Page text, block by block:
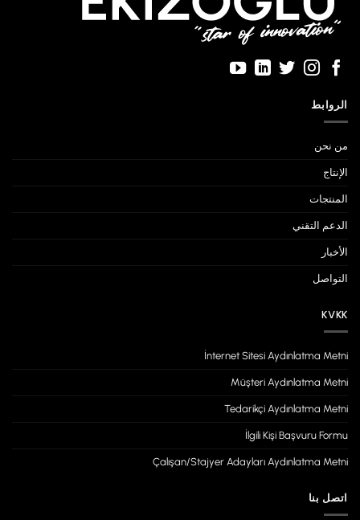
الروابط
من نحن
الإنتاج
المنتجات
الدعم التقني
الأخبار
التواصل
KVKK
İnternet Sitesi Aydınlatma Metni
Müşteri Aydınlatma Metni
Tedarikçi Aydınlatma Metni
İlgili Kişi Başvuru Formu
Çalışan/Stajyer Adayları Aydınlatma Metni
اتصل بنا